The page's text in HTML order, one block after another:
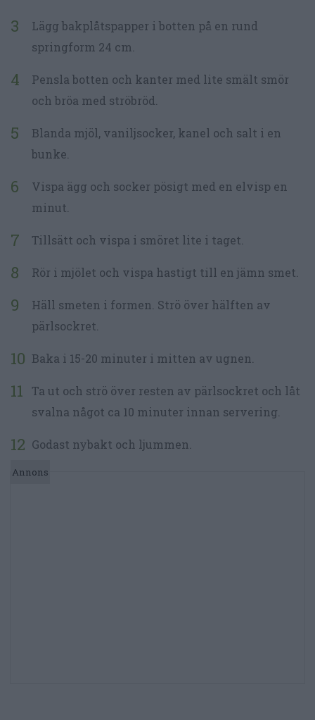
Lägg bakplåtspapper i botten på en rund
springform 24 cm.
Pensla botten och kanter med lite smält smör
och bröa med ströbröd.
Blanda mjöl, vaniljsocker, kanel och salt i en
bunke.
Vispa ägg och socker pösigt med en elvisp en
minut.
Tillsätt och vispa i smöret lite i taget.
Rör i mjölet och vispa hastigt till en jämn smet.
Häll smeten i formen. Strö över hälften av
pärlsockret.
Baka i 15-20 minuter i mitten av ugnen.
Ta ut och strö över resten av pärlsockret och låt
svalna något ca 10 minuter innan servering.
Godast nybakt och ljummen.